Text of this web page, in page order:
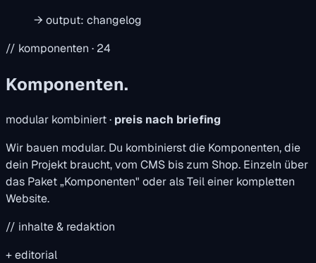
→ output: changelog
// komponenten · 24
Komponenten.
modular kombiniert · preis nach briefing
Wir bauen modular. Du kombinierst die Komponenten, die
dein Projekt braucht, vom CMS bis zum Shop. Einzeln über
das Paket „Komponenten" oder als Teil einer kompletten
Website.
// inhalte & redaktion
+editorial